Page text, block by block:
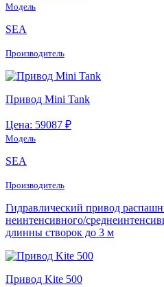
Модель
SEA
Производитель
Привод Mini Tank
Цена: 59087 ₽
Модель
SEA
Производитель
Гидравлический привод
неинтенсивного/
длинны створок до 3 м
Привод Kite 500